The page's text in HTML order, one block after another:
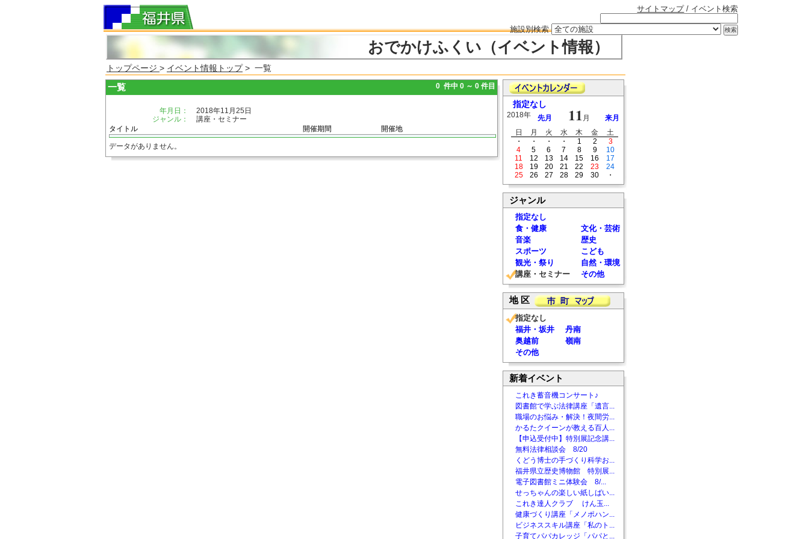
サイトマップ/ イベント検索
施設別検索
おでかけふくい（イベント情報）
トップページ > イベント情報トップ> 一覧
一覧 0 件中 0 ～ 0 件目
年月日：
2018年11月25日
ジャンル：
講座・セミナー
タイトル
開催期間 開催地
データがありません。
指定なし
2018年 先月 11 月
来月
日
月 火 水 木 金
土
・
・ ・ ・ 1 2
3
4
5 6 7 8 9
10
11
12 13 14 15 16
17
18
19 20 21 22 23
24
25
26 27 28 29 30 ・
ジャンル
指定なし
食・健康
文化・芸術
音楽
歴史
スポーツ
こども
観光・祭り
自然・環境
講座・セミナー
その他
地 区
指定なし
福井・坂井
丹南
奥越前
嶺南
その他
新着イベント
これき蓄音機コンサート♪
図書館で学ぶ法律講座「遺言...
職場のお悩み・解決！夜間労...
かるたクイーンが教える百人...
【申込受付中】特別展記念講...
無料法律相談会 8/20
くどう博士の手づくり科学お...
福井県立歴史博物館 特別展...
電子図書館ミニ体験会 8/...
せっちゃんの楽しい紙しばい...
これき達人クラブ けん玉...
健康づくり講座「メノポハン...
ビジネススキル講座「私のト...
子育てパパカレッジ「パパと...